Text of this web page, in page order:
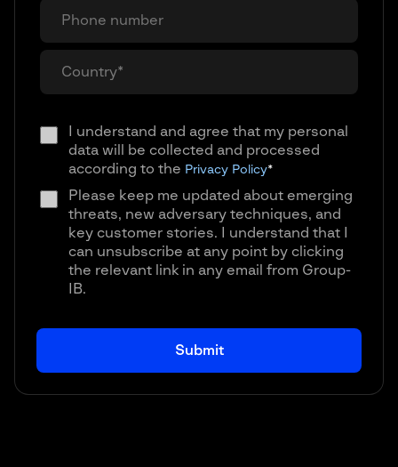
I understand and agree that my personal
data will be collected and processed
according to the Privacy Policy*
Please keep me updated about emerging
threats, new adversary techniques, and
key customer stories. I understand that I
can unsubscribe at any point by clicking
the relevant link in any email from Group-
IB.